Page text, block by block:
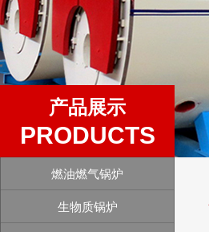
产品展示
PRODUCTS
燃油燃气锅炉
生物质锅炉